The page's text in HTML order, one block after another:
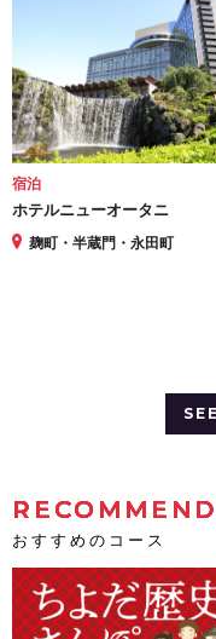
宿泊
ホテルニューオータニ
麹町・半蔵門・永田町
おすすめのコース